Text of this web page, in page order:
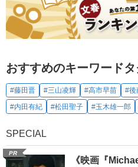
おすすめのキーワード
#藤田晋 #三山凌輝 #高市早苗 #後
#内田有紀
#松田聖子 #玉木雄一郎
SPECIAL
PR
《映画『